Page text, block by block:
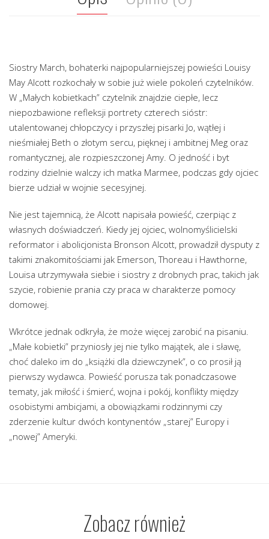
Siostry March, bohaterki najpopularniejszej powieści Louisy
May Alcott rozkochały w sobie już wiele pokoleń czytelników.
W „Małych kobietkach” czytelnik znajdzie ciepłe, lecz
niepozbawione refleksji portrety czterech sióstr:
utalentowanej chłopczycy i przyszłej pisarki Jo, wątłej i
nieśmiałej Beth o złotym sercu, pięknej i ambitnej Meg oraz
romantycznej, ale rozpieszczonej Amy. O jedność i byt
rodziny dzielnie walczy ich matka Marmee, podczas gdy ojciec
bierze udział w wojnie secesyjnej.
Nie jest tajemnicą, że Alcott napisała powieść, czerpiąc z
własnych doświadczeń. Kiedy jej ojciec, wolnomyślicielski
reformator i abolicjonista Bronson Alcott, prowadził dysputy z
takimi znakomitościami jak Emerson, Thoreau i Hawthorne,
Louisa utrzymywała siebie i siostry z drobnych prac, takich jak
szycie, robienie prania czy praca w charakterze pomocy
domowej.
Wkrótce jednak odkryła, że może więcej zarobić na pisaniu.
„Małe kobietki” przyniosły jej nie tylko majątek, ale i sławę,
choć daleko im do „książki dla dziewczynek”, o co prosił ją
pierwszy wydawca. Powieść porusza tak ponadczasowe
tematy, jak miłość i śmierć, wojna i pokój, konflikty między
osobistymi ambicjami, a obowiązkami rodzinnymi czy
zderzenie kultur dwóch kontynentów „starej” Europy i
„nowej” Ameryki.
Zobacz również